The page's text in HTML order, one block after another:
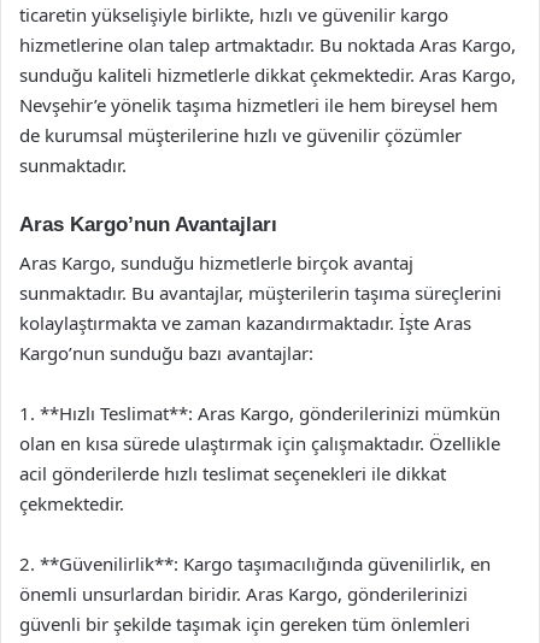
ticaretin yükselişiyle birlikte, hızlı ve güvenilir kargo
hizmetlerine olan talep artmaktadır. Bu noktada Aras Kargo,
sunduğu kaliteli hizmetlerle dikkat çekmektedir. Aras Kargo,
Nevşehir’e yönelik taşıma hizmetleri ile hem bireysel hem
de kurumsal müşterilerine hızlı ve güvenilir çözümler
sunmaktadır.
Aras Kargo’nun Avantajları
Aras Kargo, sunduğu hizmetlerle birçok avantaj
sunmaktadır. Bu avantajlar, müşterilerin taşıma süreçlerini
kolaylaştırmakta ve zaman kazandırmaktadır. İşte Aras
Kargo’nun sunduğu bazı avantajlar:
1. **Hızlı Teslimat**: Aras Kargo, gönderilerinizi mümkün
olan en kısa sürede ulaştırmak için çalışmaktadır. Özellikle
acil gönderilerde hızlı teslimat seçenekleri ile dikkat
çekmektedir.
2. **Güvenilirlik**: Kargo taşımacılığında güvenilirlik, en
önemli unsurlardan biridir. Aras Kargo, gönderilerinizi
güvenli bir şekilde taşımak için gereken tüm önlemleri